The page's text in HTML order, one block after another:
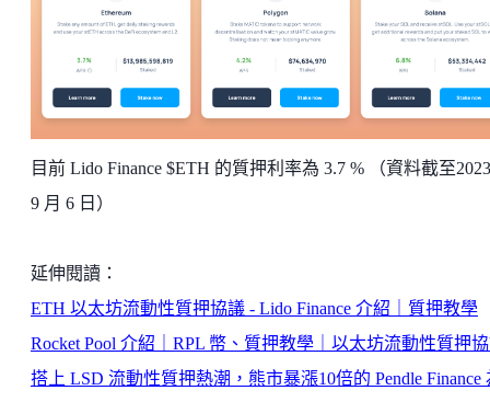
目前 Lido Finance $ETH 的質押利率為 3.7 % （資料截至
9 月 6 日）
延伸閱讀：
ETH 以太坊流動性質押協議 - Lido Finance 介紹｜質押教學
Rocket Pool 介紹｜RPL 幣、質押教學｜以太坊流動性質押
搭上 LSD 流動性質押熱潮，熊市暴漲10倍的 Pendle Finance